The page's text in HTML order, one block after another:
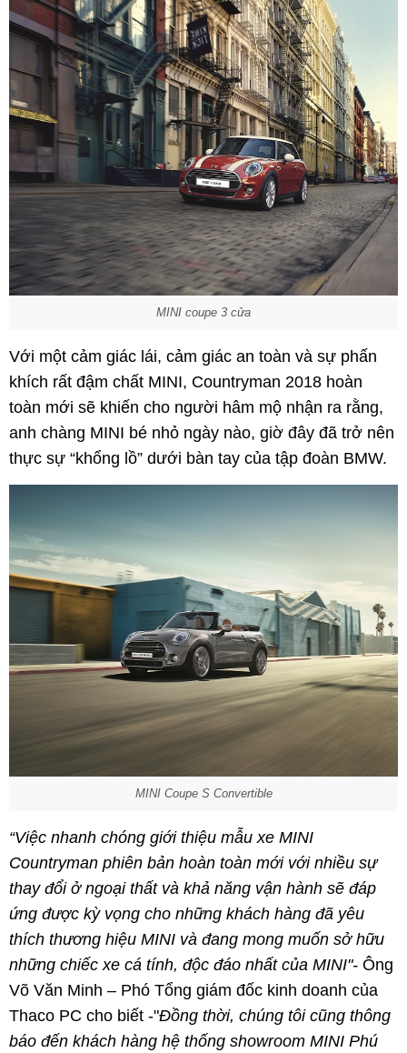
MINI coupe 3 cửa
Với một cảm giác lái, cảm giác an toàn và sự phấn
khích rất đậm chất MINI, Countryman 2018 hoàn
toàn mới sẽ khiến cho người hâm mộ nhận ra rằng,
anh chàng MINI bé nhỏ ngày nào, giờ đây đã trở nên
thực sự “khổng lồ” dưới bàn tay của tập đoàn BMW.
MINI Coupe S Convertible
“Việc nhanh chóng giới thiệu mẫu xe MINI
Countryman phiên bản hoàn toàn mới với nhiều sự
thay đổi ở ngoại thất và khả năng vận hành sẽ đáp
ứng được kỳ vọng cho những khách hàng đã yêu
thích thương hiệu MINI và đang mong muốn sở hữu
những chiếc xe cá tính, độc đáo nhất của MINI"- Ông
Võ Văn Minh – Phó Tổng giám đốc kinh doanh của
Thaco PC cho biết -"Đồng thời, chúng tôi cũng thông
báo đến khách hàng hệ thống showroom MINI Phú